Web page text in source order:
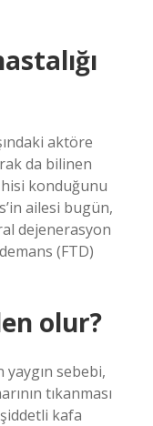
aktöre
da bilinen
konduğunu
ailesi bugün,
dejenerasyon
(FTD)
olur?
sebebi,
tıkanması
şiddetli kafa